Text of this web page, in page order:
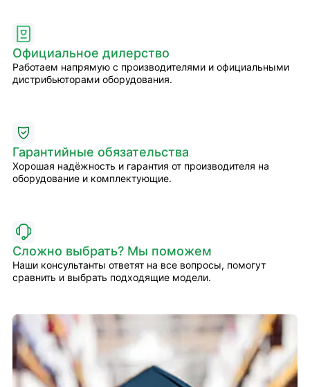
Официальное дилерство
Работаем напрямую с производителями и официальными
дистрибьюторами оборудования.
Гарантийные обязательства
Хорошая надёжность и гарантия от производителя на
оборудование и комплектующие.
Сложно выбрать? Мы поможем
Наши консультанты ответят на все вопросы, помогут
сравнить и выбрать подходящие модели.